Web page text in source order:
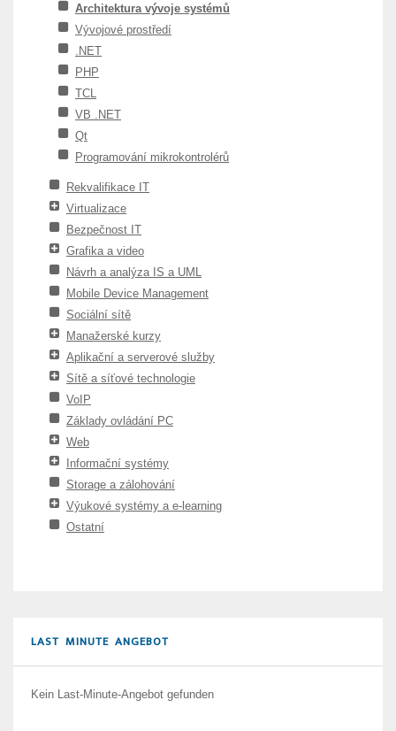
Architektura vývoje systémů
Vývojové prostředí
.NET
PHP
TCL
VB .NET
Qt
Programování mikrokontrolérů
Rekvalifikace IT
Virtualizace
Bezpečnost IT
Grafika a video
Návrh a analýza IS a UML
Mobile Device Management
Sociální sítě
Manažerské kurzy
Aplikační a serverové služby
Sítě a síťové technologie
VoIP
Základy ovládání PC
Web
Informační systémy
Storage a zálohování
Výukové systémy a e-learning
Ostatní
LAST MINUTE ANGEBOT
Kein Last-Minute-Angebot gefunden